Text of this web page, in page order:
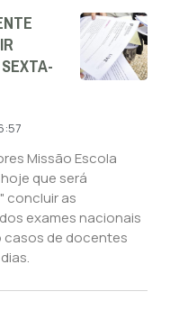
Missão Escola
que será
concluir as
exames nacionais
de docentes